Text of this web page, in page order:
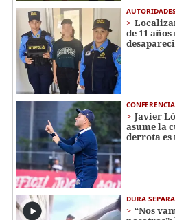
de 11
CONFERENCIA
Javier
asume la
derrota es
DURA
“Nos